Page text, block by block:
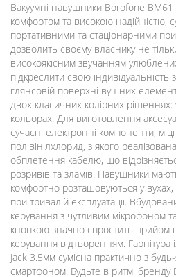
Вакуумні навушники Borofone
комфортом та високою надійністю,
портативними та стаціонарними
дозволить своєму власнику не
високоякісним звучанням
підкреслити свою індивідуальність
глянсовій поверхні вушних
двох класичних колірних рішеннях:
кольорах. Для виготовлення
сучасні електронні компоненти,
полівінілхлорид, з якого
обплетення кабелю, що
розривів та зламів. Навушники
комфортно розташовуються у вухах,
при тривалій експлуатації.
керування з чутливим мікрофоном
кнопкою значно спростить прийом
керування відтворенням.
Jack 3.5мм сумісна практично з
смартфоном. Будьте в ритмі бренду